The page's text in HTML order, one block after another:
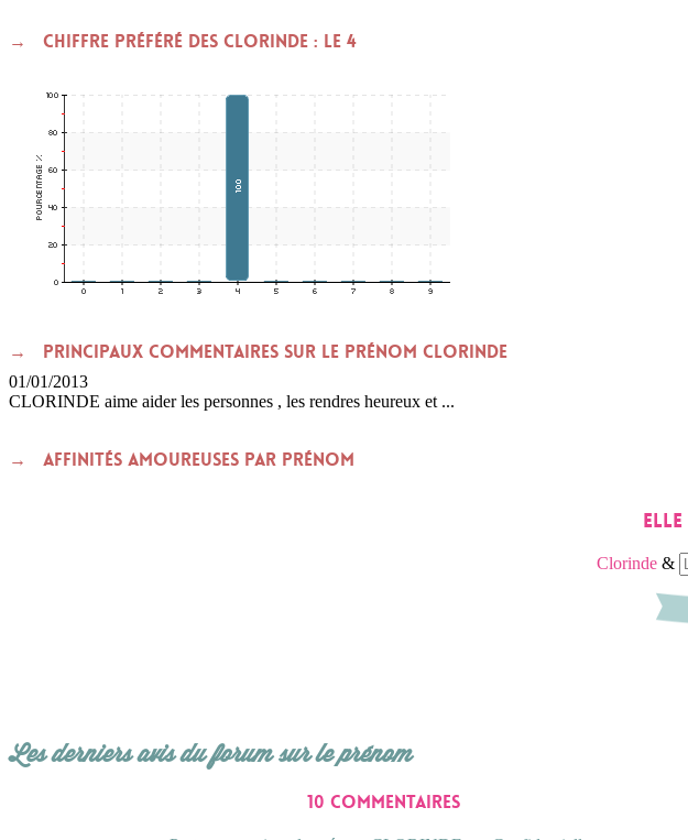
Chiffre préféré des CLORINDE : le 4
Principaux commentaires sur le prénom CLORINDE
01/01/2013
CLORINDE aime aider les personnes , les rendres heureux et ...
Affinités amoureuses par prénom
Elle
Clorinde &
Les derniers avis du forum sur le prénom
10 commentaires